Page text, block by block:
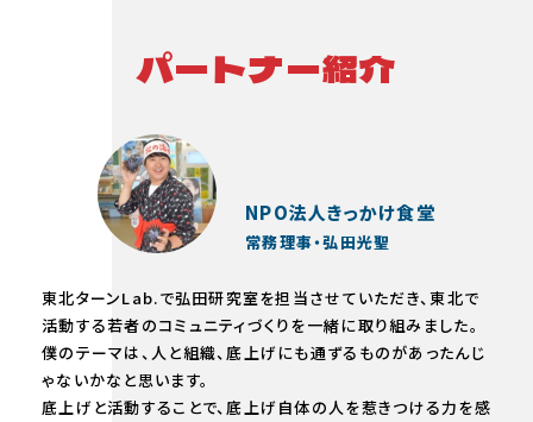
パートナー紹介
NPO法人きっかけ食堂
常務理事・弘田光聖
東北ターンLab.で弘田研究室を担当させていただき、東北で
活動する若者のコミュニティづくりを一緒に取り組みました。
僕のテーマは、人と組織、底上げにも通ずるものがあったんじ
ゃないかなと思います。
底上げと活動することで、底上げ自体の人を惹きつける力を感